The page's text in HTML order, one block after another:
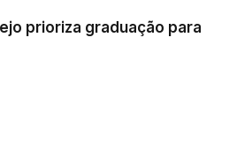
prioriza graduação para